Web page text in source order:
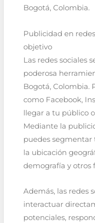
Bogotá, Colombia.
Publicidad en
objetivo
Las redes sociales
poderosa
Bogotá, Colombia.
como Facebook,
llegar a tu público
Mediante la
puedes segmentar
la ubicación
demografía y otros
Además, las redes
interactuar
potenciales,